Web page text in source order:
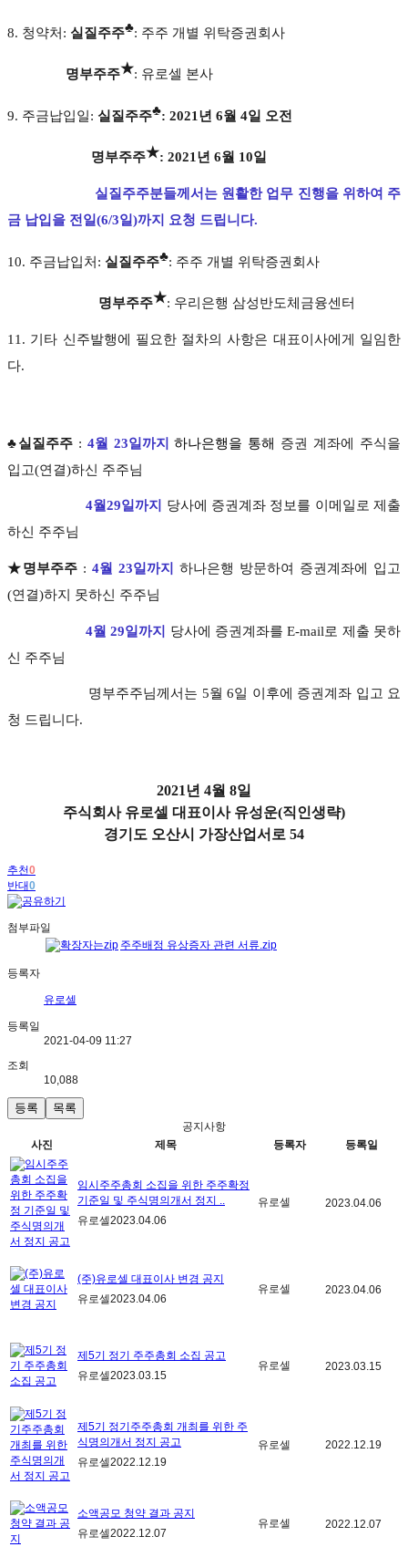
8. 청약처: 실질주주♣: 주주 개별 위탁증권회사
명부주주★: 유로셀 본사
9. 주금납입일: 실질주주♣: 2021년 6월 4일 오전
명부주주★: 2021년 6월 10일
실질주주분들께서는 원활한 업무 진행을 위하여 주
금 납입을 전일(6/3일)까지 요청 드립니다.
10. 주금납입처: 실질주주♣: 주주 개별 위탁증권회사
명부주주★: 우리은행 삼성반도체금융센터
11. 기타 신주발행에 필요한 절차의 사항은 대표이사에게 일임한
다.
♣실질주주: 4월 23일까지 하나은행을 통해
증권 계좌에 주식을
입고(연결)하신 주주님
4월29일까지
당사에 증권계좌 정보를 이메일로 제출
하신 주주님
★명부주주 : 4월 23일까지
하나은행 방문하여 증권계좌에 입고
(연결)하지 못하신 주주님
4월 29일까지
당사에 증권계좌를 E-mail로 제출 못하
신 주주님
명부주주님께서는 5월 6일 이후에 증권계좌 입고 요
청 드립니다.
2021년 4월 8일
주식회사 유로셀 대표이사 유성운(직인생략)
경기도 오산시 가장산업서로 54
추천0
반대0
첨부파일
주주배정 유상증자 관련 서류.zip
등록자
유로셀
등록일
2021-04-09 11:27
조회
10,088
등록 목록
공지사항
사진
제목 등록자 등록일
임시주주총회 소집을 위한 주주확정
기준일 및 주식명의개서 정지 ..
유로셀2023.04.06
유로셀 2023.04.06
(주)유로셀 대표이사 변경 공지
유로셀2023.04.06
유로셀 2023.04.06
제5기 정기 주주총회 소집 공고
유로셀2023.03.15
유로셀 2023.03.15
제5기 정기주주총회 개최를 위한 주
식명의개서 정지 공고
유로셀2022.12.19
유로셀 2022.12.19
소액공모 청약 결과 공지
유로셀2022.12.07
유로셀 2022.12.07